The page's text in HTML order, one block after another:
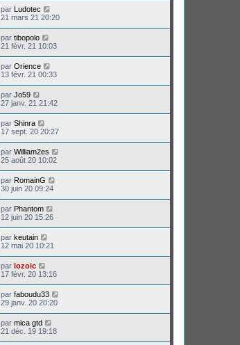
par Ludotec
21 mars 21 20:20
par tibopolo
21 févr. 21 10:03
par Orience
13 févr. 21 00:33
par Jo59
27 janv. 21 21:42
par Shinra
17 sept. 20 20:27
par William2es
25 août 20 10:02
par RomainG
30 juin 20 09:24
par Phantom
12 juin 20 15:26
par keutain
12 mai 20 10:21
par lozoic
17 févr. 20 13:16
par faboudu33
29 janv. 20 20:20
par mica gtd
21 déc. 19 19:18